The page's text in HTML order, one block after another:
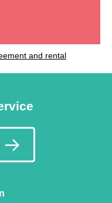
and rental